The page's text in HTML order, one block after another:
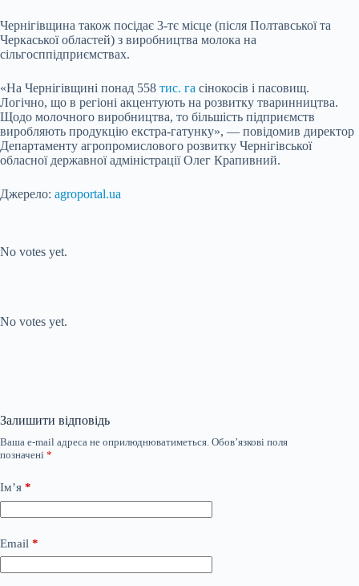
Чернігівщина також посідає 3-тє місце (після Полтавської та
Черкаської областей) з виробництва молока на
сільгосппідприємствах.
«На Чернігівщині понад 558 тис. га сінокосів і пасовищ.
Логічно, що в регіоні акцентують на розвитку тваринництва.
Щодо молочного виробництва, то більшість підприємств
виробляють продукцію екстра-гатунку», — повідомив директор
Департаменту агропромислового розвитку Чернігівської
обласної державної адміністрації Олег Крапивний.
Джерело: agroportal.ua
No votes yet.
No votes yet.
Залишити відповідь
Ваша e-mail адреса не оприлюднюватиметься. Обов’язкові поля
позначені *
Ім’я *
Email *